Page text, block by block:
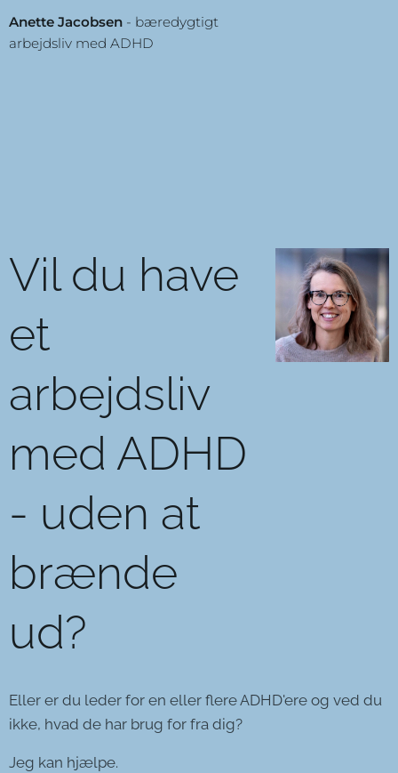
Anette Jacobsen - bæredygtigt
arbejdsliv med ADHD
Vil du have
et
arbejdsliv
med ADHD
- uden at
brænde
ud?
Eller er du leder for en eller flere ADHD'ere og ved du
ikke, hvad de har brug for fra dig?
Jeg kan hjælpe.